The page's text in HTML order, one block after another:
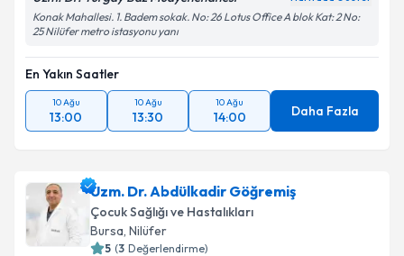
Konak Mahallesi. 1. Badem sokak. No: 26 Lotus Office A blok Kat: 2 No:
25 Nilüfer metro istasyonu yanı
En Yakın Saatler
10 Ağu
13:00
10 Ağu
13:30
10 Ağu
14:00 Daha Fazla
Uzm. Dr. Abdülkadir Göğremiş
Çocuk Sağlığı ve Hastalıkları
Bursa, Nilüfer
5 (3 Değerlendirme)